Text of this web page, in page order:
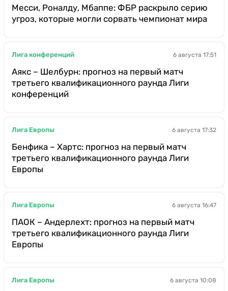
Месси, Роналду, Мбаппе: ФБР раскрыло серию
угроз, которые могли сорвать чемпионат мира
Лига конференций 6 августа 17:51
Аякс – Шелбурн: прогноз на первый матч
третьего квалификационного раунда Лиги
конференций
Лига Европы 6 августа 17:32
Бенфика – Хартс: прогноз на первый матч
третьего квалификационного раунда Лиги
Европы
Лига Европы 6 августа 16:47
ПАОК – Андерлехт: прогноз на первый матч
третьего квалификационного раунда Лиги
Европы
Лига Европы 6 августа 10:08